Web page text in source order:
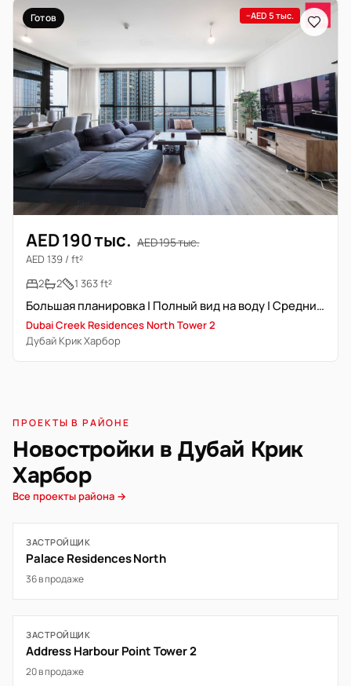
Готов −AED 5 тыс.
AED 190 тыс. AED 195 тыс.
AED 139 / ft²
2
2 1 363 ft²
Большая планировка | Полный вид на воду | Средний этаж
Dubai Creek Residences North Tower 2
Дубай Крик Харбор
ПРОЕКТЫ В РАЙОНЕ
Новостройки в Дубай Крик
Харбор
Все проекты района →
ЗАСТРОЙЩИК
Palace Residences North
36 в продаже
ЗАСТРОЙЩИК
Address Harbour Point Tower 2
20 в продаже